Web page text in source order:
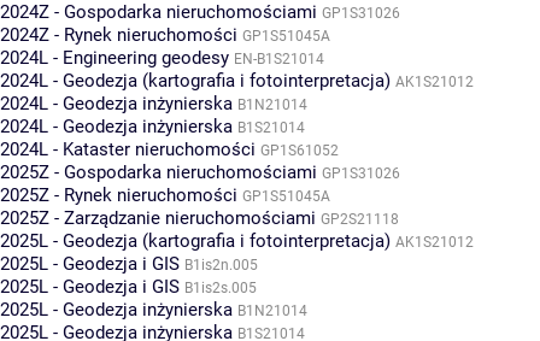
2024Z - Gospodarka nieruchomościami GP1S31026
2024Z - Rynek nieruchomości GP1S51045A
2024L - Engineering geodesy EN-B1S21014
2024L - Geodezja (kartografia i fotointerpretacja) AK1S21012
2024L - Geodezja inżynierska B1N21014
2024L - Geodezja inżynierska B1S21014
2024L - Kataster nieruchomości GP1S61052
2025Z - Gospodarka nieruchomościami GP1S31026
2025Z - Rynek nieruchomości GP1S51045A
2025Z - Zarządzanie nieruchomościami GP2S21118
2025L - Geodezja (kartografia i fotointerpretacja) AK1S21012
2025L - Geodezja i GIS B1is2n.005
2025L - Geodezja i GIS B1is2s.005
2025L - Geodezja inżynierska B1N21014
2025L - Geodezja inżynierska B1S21014